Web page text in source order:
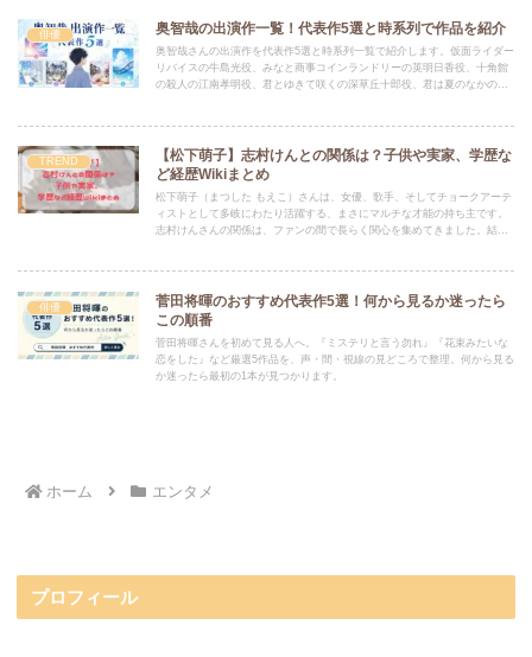
俳優 奥智哉の出演作一覧！代表作5選と時系列で作品を紹介
奥智哉さんの出演作を代表作5選と時系列一覧で紹介します。仮面ライダー
リバイスの牛島光役、みなと商事コインランドリーの英明日香役、十角館
の殺人の江南孝明役、君とゆきて咲くの深草丘十郎役、君は夏のなかの戸
TREND
【松下萌子】志村けんとの関係は？子供や実家、学歴な
ど経歴Wikiまとめ
松下萌子（まつした もえこ）さんは、女優、歌手、そしてチョークアーテ
ィストとして多岐にわたり活躍する、まさにマルチな才能の持ち主です。
志村けんさんの関係は、ファンの間で長らく関心を集めてきました。結論
俳優
菅田将暉のおすすめ代表作5選！何から見るか迷ったら
この順番
菅田将暉さんを初めて見る人へ。『ミステリと言う勿れ』『花束みたいな
恋をした』など厳選5作品を、声・間・視線の見どころで整理。何から見る
か迷ったら最初の1本が見つかります。
ホーム エンタメ
プロフィール